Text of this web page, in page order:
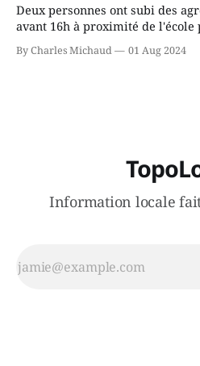
Deux personnes ont subi des
avant 16h à proximité de
victimes aurait été écrasée sous
By Charles Michaud 01 Aug 2024
Information locale